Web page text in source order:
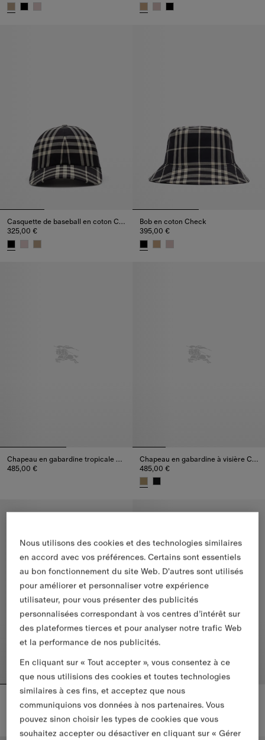
Casquette de baseball en coton Check
325,00 €
Bob en coton Check
395,00 €
Chapeau en gabardine tropicale à visière Check
485,00 €
Chapeau en gabardine tropicale à visière Check, 485,00 €
Chapeau en gabardine à visière Check
485,00 €
Chapeau en gabardine à visière Check
485,00 €
Chapeau en gabardine à visière Check, 485,00 €
Bob en coton Check
395,00 €
Bob en coton Check, 395,00 €
Nous utilisons des cookies et des technologies similaires
en accord avec vos préférences. Certains sont essentiels
au bon fonctionnement du site Web. D'autres sont utilisés
pour améliorer et personnaliser votre expérience
utilisateur, pour vous présenter des publicités
personnalisées correspondant à vos centres d’intérêt sur
des plateformes tierces et pour analyser notre trafic Web
et la performance de nos publicités.
En cliquant sur « Tout accepter », vous consentez à ce
que nous utilisions des cookies et toutes technologies
similaires à ces fins, et acceptez que nous
communiquions vos données à nos partenaires. Vous
pouvez sinon choisir les types de cookies que vous
souhaitez accepter ou désactiver en cliquant sur « Gérer